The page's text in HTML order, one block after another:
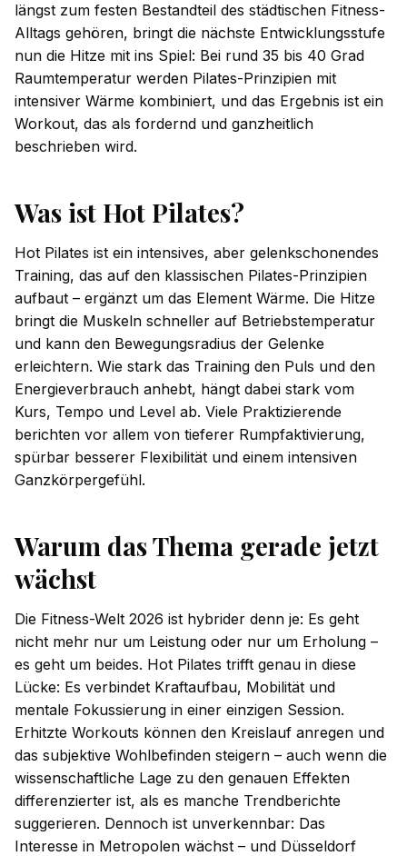
längst zum festen Bestandteil des städtischen Fitness-
Alltags gehören, bringt die nächste Entwicklungsstufe
nun die Hitze mit ins Spiel: Bei rund 35 bis 40 Grad
Raumtemperatur werden Pilates-Prinzipien mit
intensiver Wärme kombiniert, und das Ergebnis ist ein
Workout, das als fordernd und ganzheitlich
beschrieben wird.
Was ist Hot Pilates?
Hot Pilates ist ein intensives, aber gelenkschonendes
Training, das auf den klassischen Pilates-Prinzipien
aufbaut – ergänzt um das Element Wärme. Die Hitze
bringt die Muskeln schneller auf Betriebstemperatur
und kann den Bewegungsradius der Gelenke
erleichtern. Wie stark das Training den Puls und den
Energieverbrauch anhebt, hängt dabei stark vom
Kurs, Tempo und Level ab. Viele Praktizierende
berichten vor allem von tieferer Rumpfaktivierung,
spürbar besserer Flexibilität und einem intensiven
Ganzkörpergefühl.
Warum das Thema gerade jetzt
wächst
Die Fitness-Welt 2026 ist hybrider denn je: Es geht
nicht mehr nur um Leistung oder nur um Erholung –
es geht um beides. Hot Pilates trifft genau in diese
Lücke: Es verbindet Kraftaufbau, Mobilität und
mentale Fokussierung in einer einzigen Session.
Erhitzte Workouts können den Kreislauf anregen und
das subjektive Wohlbefinden steigern – auch wenn die
wissenschaftliche Lage zu den genauen Effekten
differenzierter ist, als es manche Trendberichte
suggerieren. Dennoch ist unverkennbar: Das
Interesse in Metropolen wächst – und Düsseldorf